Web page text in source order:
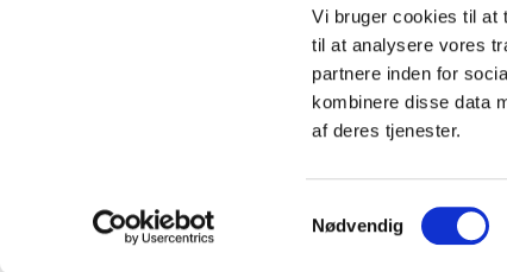
Vi bruger cookies til at
til at analysere vores
partnere inden for
kombinere disse data
af deres tjenester.
Samtykkevalg
Nødvendig